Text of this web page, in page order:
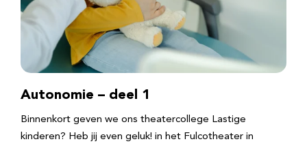
Autonomie – deel 1
Binnenkort geven we ons theatercollege Lastige
kinderen? Heb jij even geluk! in het Fulcotheater in